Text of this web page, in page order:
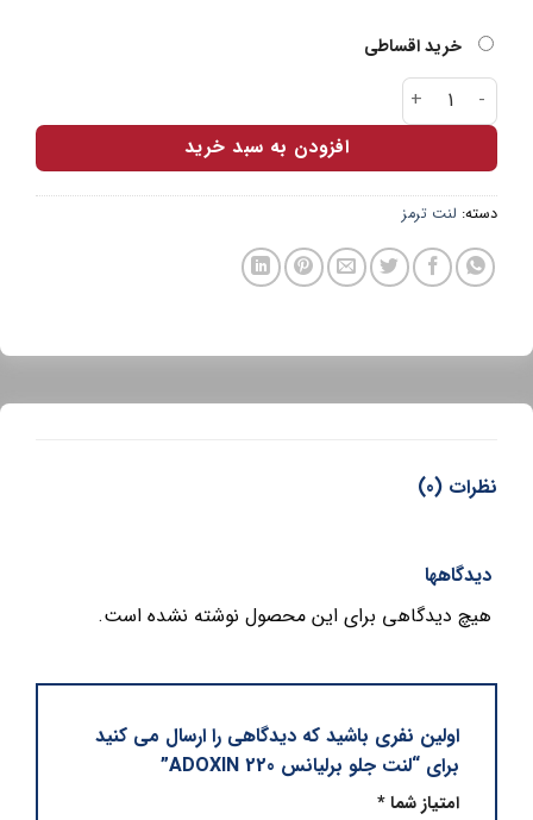
خرید اقساطی
لنت جلو برلیانس 220 ADOXIN عدد
افزودن به سبد خرید
دسته:لنت ترمز
نظرات (0)
دیدگاهها
هیچ دیدگاهی برای این محصول نوشته نشده است.
اولین نفری باشید که دیدگاهی را ارسال می کنید
برای “لنت جلو برلیانس 220 ADOXIN”
امتیاز شما*